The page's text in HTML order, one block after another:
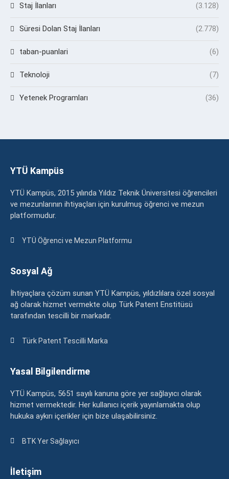
Staj İlanları (3.128)
Süresi Dolan Staj İlanları (2.778)
taban-puanlari (6)
Teknoloji (7)
Yetenek Programları (36)
YTÜ Kampüs
YTÜ Kampüs, 2015 yılında Yıldız Teknik Üniversitesi öğrencileri
ve mezunlarının ihtiyaçları için kurulmuş öğrenci ve mezun
platformudur.
YTÜ Öğrenci ve Mezun Platformu
Sosyal Ağ
İhtiyaçlara çözüm sunan YTÜ Kampüs, yıldızlılara özel sosyal
ağ olarak hizmet vermekte olup Türk Patent Enstitüsü
tarafından tescilli bir markadır.
Türk Patent Tescilli Marka
Yasal Bilgilendirme
YTÜ Kampüs, 5651 sayılı kanuna göre yer sağlayıcı olarak
hizmet vermektedir. Her kullanıcı içerik yayınlamakta olup
hukuka aykırı içerikler için bize ulaşabilirsiniz.
BTK Yer Sağlayıcı
İletişim